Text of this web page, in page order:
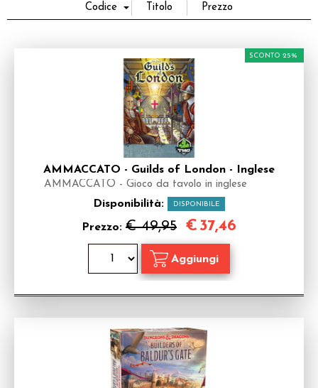
AMMACCATO - Guilds of London - Inglese
AMMACCATO - Gioco da tavolo in inglese
Disponibilità: DISPONIBILE
Prezzo: € 49,95
SCONTO 25%
€ 37,46